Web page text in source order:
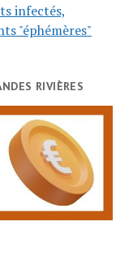
infectés,
"éphémères"
RIVIÈRES